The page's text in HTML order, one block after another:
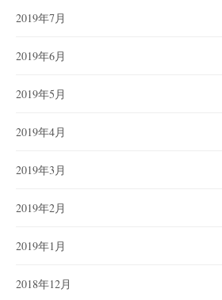
2019年7月
2019年6月
2019年5月
2019年4月
2019年3月
2019年2月
2019年1月
2018年12月